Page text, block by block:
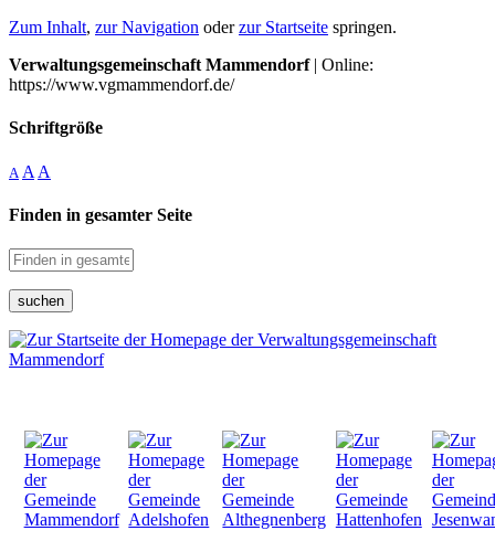
Zum Inhalt, zur Navigation oderzur Startseite springen.
Verwaltungsgemeinschaft Mammendorf| Online:
https://www.vgmammendorf.de/
Schriftgröße
A A A
Finden in gesamter Seite
suchen